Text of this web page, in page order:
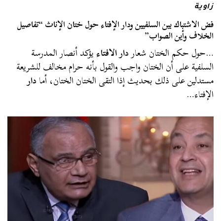
زاوية
فض الاشتباك بين السلفيين ودار الإفتاء حول ختان الإناث “تفاصيل
الخلاف وأين الصواب”
…حول حكم الختان شعاردار الافتاءيؤكد أنصار المدرسة
السلفية على أن الختان واجب والقول بأنه حرام مخالف للشريعة
مستدلين على ذلك بحديث إذا التقى الختان الختان، أمادار
الإفتاء…